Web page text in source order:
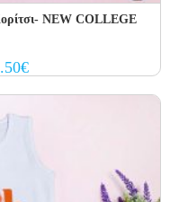
NEW COLLEGE
€Current
price